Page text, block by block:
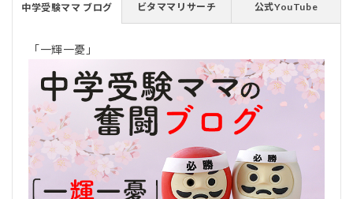
中学受験ママ ブログ ビタママリサーチ 公式YouTube
「一輝一憂」